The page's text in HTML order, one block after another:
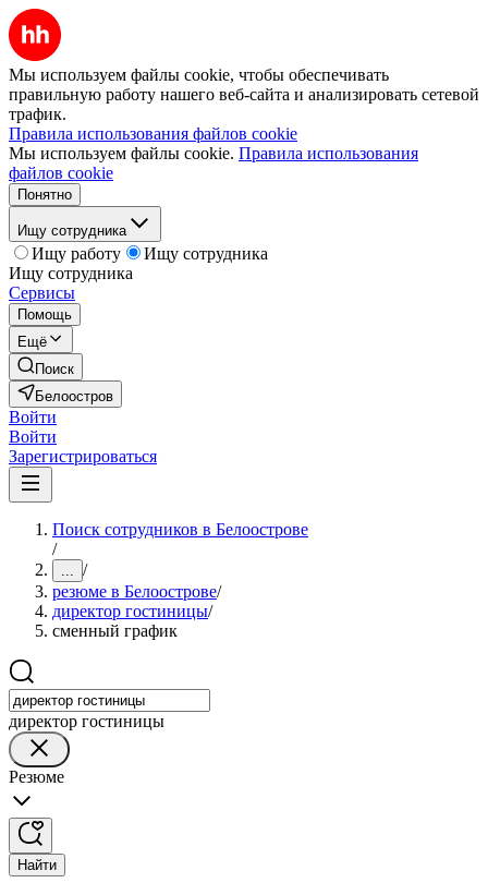
Мы используем файлы cookie, чтобы обеспечивать
правильную работу нашего веб-сайта и анализировать сетевой
трафик.
Правила использования файлов cookie
Мы используем файлы cookie. Правила использования
файлов cookie
Понятно
Ищу сотрудника
Ищу работу
Ищу сотрудника
Ищу сотрудника
Сервисы
Помощь
Ещё
Поиск
Белоостров
Войти
Войти
Зарегистрироваться
Поиск сотрудников в Белоострове
/
... /
резюме в Белоострове/
директор гостиницы/
сменный график
директор гостиницы
Резюме
Найти